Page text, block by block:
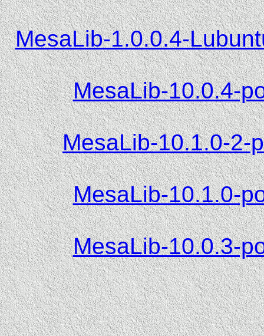
MesaLib-1.0.0.4-
MesaLib-10.0.4-
MesaLib-10.1.0-2-
MesaLib-10.1.0-
MesaLib-10.0.3-